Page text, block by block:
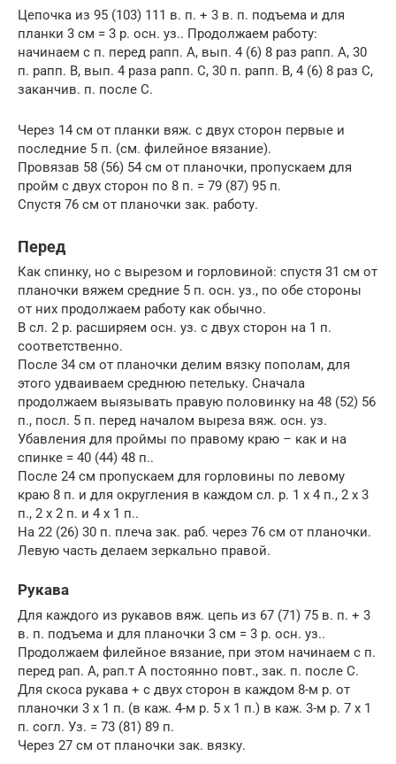
Цепочка из 95 (103) 111 в. п. + 3 в. п. подъема и для
планки 3 см = 3 р. осн. уз.. Продолжаем работу:
начинаем с п. перед рапп. A, вып. 4 (6) 8 раз рапп. А, 30
п. рапп. B, вып. 4 раза рапп. C, 30 п. рапп. B, 4 (6) 8 раз С,
заканчив. п. после C.
Через 14 см от планки вяж. с двух сторон первые и
последние 5 п. (см. филейное вязание).
Провязав 58 (56) 54 см от планочки, пропускаем для
пройм с двух сторон по 8 п. = 79 (87) 95 п.
Спустя 76 см от планочки зак. работу.
Перед
Как спинку, но с вырезом и горловиной: спустя 31 см от
планочки вяжем средние 5 п. осн. уз., по обе стороны
от них продолжаем работу как обычно.
В сл. 2 р. расширяем осн. уз. с двух сторон на 1 п.
соответственно.
После 34 см от планочки делим вязку пополам, для
этого удваиваем среднюю петельку. Сначала
продолжаем выязывать правую половинку на 48 (52) 56
п., посл. 5 п. перед началом выреза вяж. осн. уз.
Убавления для проймы по правому краю – как и на
спинке = 40 (44) 48 п..
После 24 см пропускаем для горловины по левому
краю 8 п. и для округления в каждом сл. р. 1 x 4 п., 2 x 3
п., 2 x 2 п. и 4 x 1 п..
На 22 (26) 30 п. плеча зак. раб. через 76 см от планочки.
Левую часть делаем зеркально правой.
Рукава
Для каждого из рукавов вяж. цепь из 67 (71) 75 в. п. + 3
в. п. подъема и для планочки 3 см = 3 р. осн. уз..
Продолжаем филейное вязание, при этом начинаем с п.
перед рап. A, рап.т A постоянно повт., зак. п. после C.
Для скоса рукава + с двух сторон в каждом 8-м р. от
планочки 3 x 1 п. (в каж. 4-м р. 5 x 1 п.) в каж. 3-м р. 7 x 1
п. согл. Уз. = 73 (81) 89 п.
Через 27 см от планочки зак. вязку.